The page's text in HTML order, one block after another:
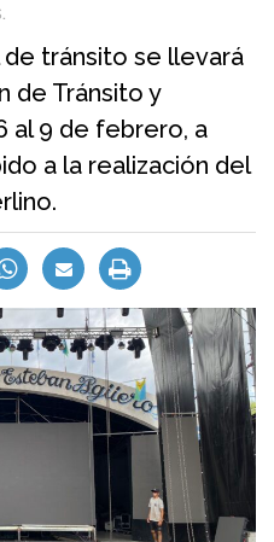
tránsito se llevará
de Tránsito y
al 9 de febrero, a
a la realización del